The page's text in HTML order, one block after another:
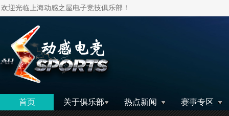
欢迎光临上海动感之屋电子竞技俱乐部！
首页 关于俱乐部 热点新闻 赛事专区